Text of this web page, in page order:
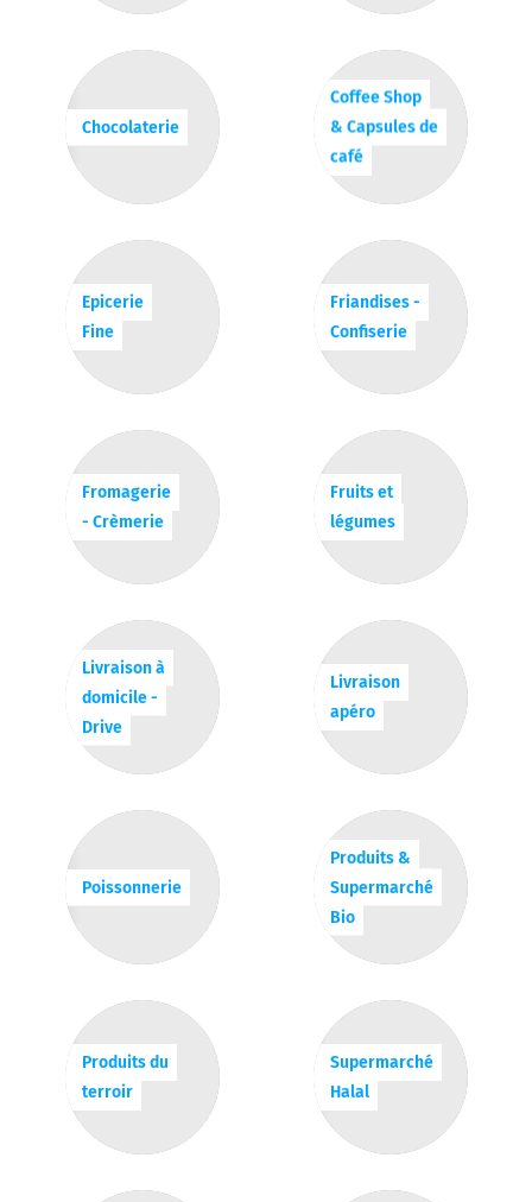
Chocolaterie
Coffee Shop
& Capsules de
café
Epicerie
Fine
Friandises -
Confiserie
Fromagerie
- Crèmerie
Fruits et
légumes
Livraison à
domicile -
Drive
Livraison
apéro
Poissonnerie
Produits &
Supermarché
Bio
Produits du
terroir
Supermarché
Halal